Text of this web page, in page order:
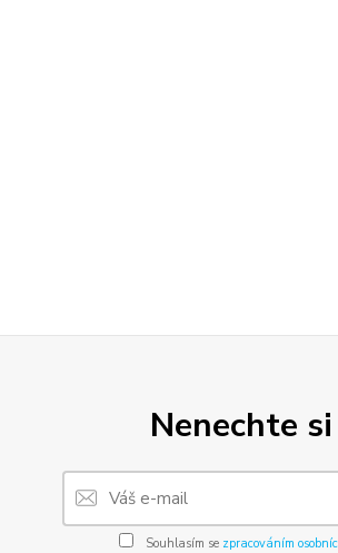
Nenechte
Souhlasím se zpracováním